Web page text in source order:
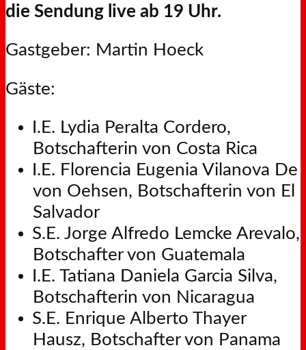
die Sendung live ab 19 Uhr.
Gastgeber: Martin Hoeck
Gäste:
I.E. Lydia Peralta Cordero,
Botschafterin von Costa Rica
I.E. Florencia Eugenia Vilanova De
von Oehsen, Botschafterin von El
Salvador
S.E. Jorge Alfredo Lemcke Arevalo,
Botschafter von Guatemala
I.E. Tatiana Daniela Garcia Silva,
Botschafterin von Nicaragua
S.E. Enrique Alberto Thayer
Hausz, Botschafter von Panama